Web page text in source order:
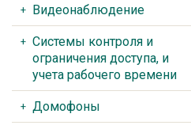
Видеонаблюдение
Системы контроля и
ограничения доступа, и
учета рабочего времени
Домофоны